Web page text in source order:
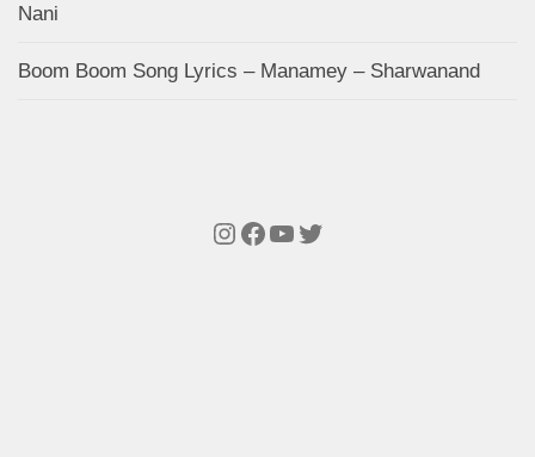
Nani
Boom Boom Song Lyrics – Manamey – Sharwanand
Instagram
Facebook
YouTube
Twitter